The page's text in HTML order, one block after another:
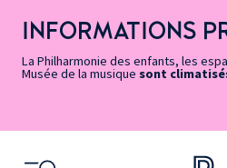
page
Accessibilité
accès
rapides
principal
contenu
principal
page
Message d’information
INFORMATIONS
La Philharmonie des enfants, les
Musée de la musique sont